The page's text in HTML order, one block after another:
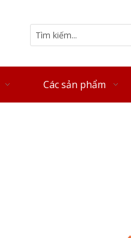
Các sản phẩm